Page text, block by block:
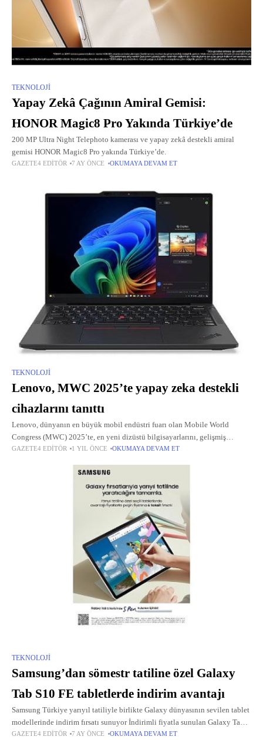
TEKNOLOJI
Yapay Zekâ Çağının Amiral Gemisi:
HONOR Magic8 Pro Yakında Türkiye’de
200 MP Ultra Night Telephoto kamerası ve yapay zekâ destekli amiral
gemisi HONOR Magic8 Pro yakında Türkiye’de.
GAZETE4 EDITÖR 7 AY ÖNCE OKUMAYA DEVAM ET
TEKNOLOJI
Lenovo, MWC 2025’te yapay zeka destekli
cihazlarını tanıttı
Lenovo, dünyanın en büyük mobil endüstri fuarı olan Mobile World
Congress (MWC) 2025’te, en yeni dizüstü bilgisayarlarını, gelişmiş
güvenlik çözümlerini ve vizyoner yapay zeka destekli konsept cihazlarını
GAZETE4 EDITÖR 1 YIL ÖNCE OKUMAYA DEVAM ET
TEKNOLOJI
Samsung’dan sömestr tatiline özel Galaxy
Tab S10 FE tabletlerde indirim avantajı
Samsung Türkiye yarıyıl tatiliyle birlikte Galaxy dünyasının sevilen tablet
modellerinde indirim fırsatı sunuyor İndirimli fiyatla sunulan Galaxy Tab
S10 FE ve Tab S10 FE+ tabletler, eğlenceden yaratıcılığa ve çoklu
GAZETE4 EDITÖR 7 AY ÖNCE OKUMAYA DEVAM ET